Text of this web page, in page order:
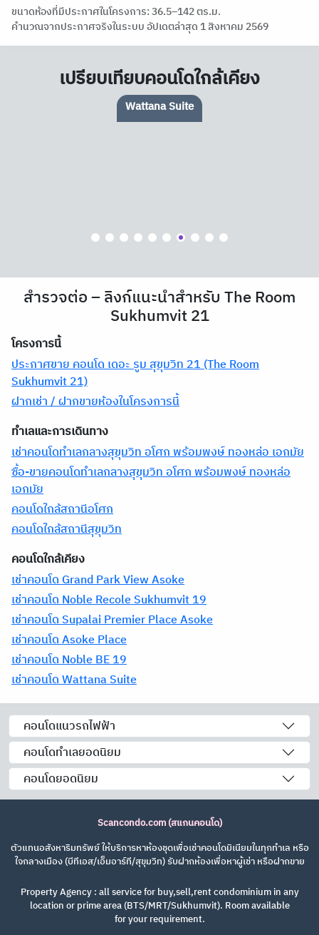
ขนาดห้องที่มีประกาศในโครงการ: 36.5–142 ตร.ม.
คำนวณจากประกาศจริงในระบบ อัปเดตล่าสุด 1 สิงหาคม 2569
เปรียบเทียบคอนโดใกล้เคียง
The Crest Sukhumvit 23
สำรวจต่อ – ลิงก์แนะนำสำหรับ The Room
Sukhumvit 21
โครงการนี้
ประกาศขาย คอนโด เดอะ รูม สุขุมวิท 21 (The Room
Sukhumvit 21)
ฝากเช่า / ฝากขายห้องในโครงการนี้
ทำเลและการเดินทาง
เช่าคอนโดทำเลกลางสุขุมวิท อโศก พร้อมพงษ์ ทองหล่อ เอกมัย
ซื้อ-ขายคอนโดทำเลกลางสุขุมวิท อโศก พร้อมพงษ์ ทองหล่อ
เอกมัย
คอนโดใกล้สถานีอโศก
คอนโดใกล้สถานีสุขุมวิท
คอนโดใกล้เคียง
เช่าคอนโด Grand Park View Asoke
เช่าคอนโด Noble Recole Sukhumvit 19
เช่าคอนโด Supalai Premier Place Asoke
เช่าคอนโด Asoke Place
เช่าคอนโด Noble BE 19
เช่าคอนโด Wattana Suite
คอนโดแนวรถไฟฟ้า
คอนโดทำเลยอดนิยม
คอนโดยอดนิยม
Scancondo.com (สแกนคอนโด)
ตัวแทนอสังหาริมทรัพย์ ให้บริการหาห้องชุดเพื่อเช่าคอนโดมิเนียมในทุกทำเล หรือ
ใจกลางเมือง (บีทีเอส/เอ็มอาร์ที/สุขุมวิท) รับฝากห้องเพื่อหาผู้เช่า หรือฝากขาย
Property Agency : all service for buy,sell,rent condominium in any
location or prime area (BTS/MRT/Sukhumvit). Room available
for your requirement.